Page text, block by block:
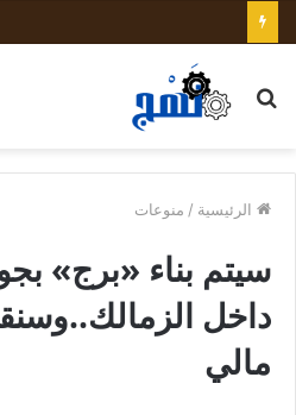
بحث
الرئيسية / منوعات
سيتم بناء «برج»
داخل
مالي